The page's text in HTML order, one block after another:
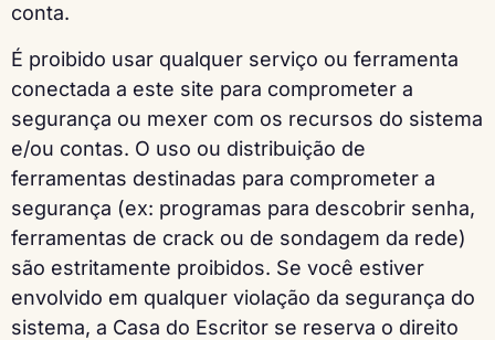
conta.
É proibido usar qualquer serviço ou ferramenta
conectada a este site para comprometer a
segurança ou mexer com os recursos do sistema
e/ou contas. O uso ou distribuição de
ferramentas destinadas para comprometer a
segurança (ex: programas para descobrir senha,
ferramentas de crack ou de sondagem da rede)
são estritamente proibidos. Se você estiver
envolvido em qualquer violação da segurança do
sistema, a Casa do Escritor se reserva o direito